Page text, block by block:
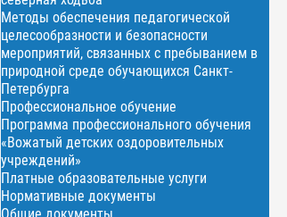
Методы обеспечения педагогической
целесообразности и безопасности
мероприятий, связанных с пребыванием в
природной среде обучающихся Санкт-
Петербурга
Профессиональное обучение
Программа профессионального обучения
«Вожатый детских оздоровительных
учреждений»
Платные образовательные услуги
Нормативные документы
Общие документы